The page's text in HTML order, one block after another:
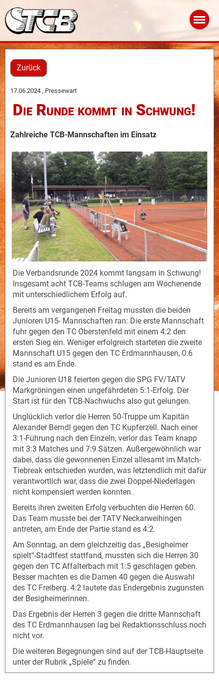
Zurück
17.06.2024 , Pressewart
Die Runde kommt in Schwung!
Zahlreiche TCB-Mannschaften im Einsatz
Die Verbandsrunde 2024 kommt langsam in Schwung!
Insgesamt acht TCB-Teams schlugen am Wochenende
mit unterschiedlichem Erfolg auf.
Bereits am vergangenen Freitag mussten die beiden
Junioren U15- Mannschaften ran: Die erste Mannschaft
fuhr gegen den TC Oberstenfeld mit einem 4:2 den
ersten Sieg ein. Weniger erfolgreich starteten die zweite
Mannschaft U15 gegen den TC Erdmannhausen, 0:6
stand es am Ende.
Die Junioren U18 feierten gegen die SPG FV/TATV
Markgröningen einen ungefährdeten 5:1-Erfolg. Der
Start ist für den TCB-Nachwuchs also gut gelungen.
Unglücklich verlor die Herren 50-Truppe um Kapitän
Alexander Berndl gegen den TC Kupferzell. Nach einer
3:1-Führung nach den Einzeln, verlor das Team knapp
mit 3:3 Matches und 7:9 Sätzen. Außergewöhnlich war
dabei, dass die gewonnenen Einzel allesamt im Match-
Tiebreak entschieden wurden, was letztendlich mit dafür
verantwortlich war, dass die zwei Doppel-Niederlagen
nicht kompensiert werden konnten.
Bereits ihren zweiten Erfolg verbuchten die Herren 60.
Das Team musste bei der TATV Neckarweihingen
antreten, am Ende der Partie stand es 4:2.
Am Sonntag, an dem gleichzeitig das „Besigheimer
spielt“-Stadtfest stattfand, mussten sich die Herren 30
gegen den TC Affalterbach mit 1:5 geschlagen geben.
Besser machten es die Damen 40 gegen die Auswahl
des TC Freiberg. 4:2 lautete das Endergebnis zugunsten
der Besigheimerinnen.
Das Ergebnis der Herren 3 gegen die dritte Mannschaft
des TC Erdmannhausen lag bei Redaktionsschluss noch
nicht vor.
Die weiteren Begegnungen sind auf der TCB-Hauptseite
unter der Rubrik „Spiele“ zu finden.